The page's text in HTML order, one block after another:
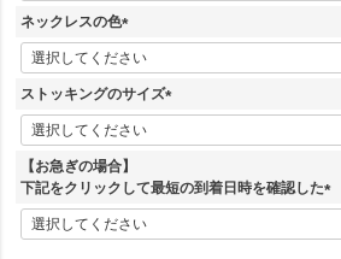
須
)
ネックレスの色
(
必
須
)
ストッキングのサイズ
(
必
)
【お急ぎの場合】
下記をクリックして最短の到着日時を確認した
(
必